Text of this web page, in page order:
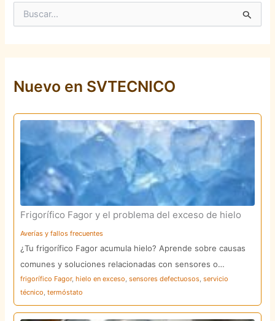
p
o
:
Nuevo en SVTECNICO
Frigorífico Fagor y el problema del exceso de hielo
Averías y fallos frecuentes
¿Tu frigorífico Fagor acumula hielo? Aprende sobre causas
comunes y soluciones relacionadas con sensores o…
frigorífico Fagor,hielo en exceso ,sensores defectuosos ,servicio
técnico ,termóstato